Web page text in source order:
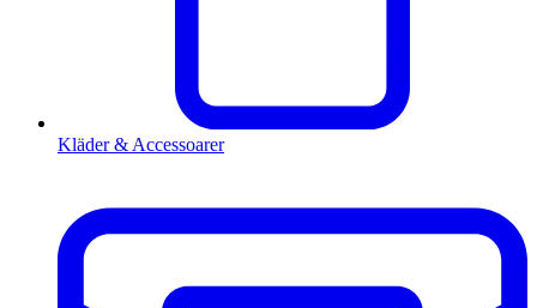
Kläder & Accessoarer